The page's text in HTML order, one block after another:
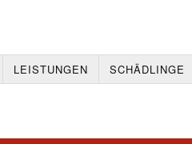
LEISTUNGEN SCHÄDLINGE